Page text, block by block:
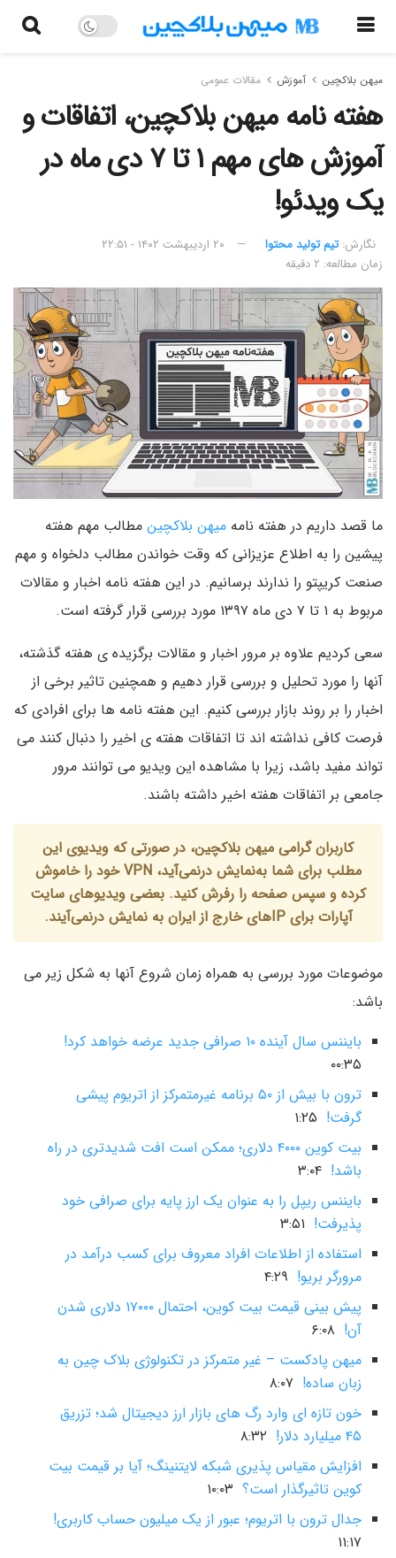
میهن بلاکچین آموزش مقالات عمومی
هفته نامه میهن بلاکچین، اتفاقات و
آموزش های مهم ۱ تا ۷ دی ماه در
یک ویدئو!
نگارش:‌ تیم تولید محتوا
۲۰ اردیبهشت ۱۴۰۲ - ۲۲:۵۱
زمان مطالعه: ۲ دقیقه
ما قصد داریم در هفته نامه میهن بلاکچین مطالب مهم هفته
پیشین را به اطلاع عزیزانی که وقت خواندن مطالب دلخواه و مهم
صنعت کریپتو را ندارند برسانیم. در این هفته نامه اخبار و مقالات
مربوط به ۱ تا ۷ دی ماه ۱۳۹۷ مورد بررسی قرار گرفته است.
سعی کردیم علاوه بر مرور اخبار و مقالات برگزیده ی هفته گذشته،
آنها را مورد تحلیل و بررسی قرار دهیم و همچنین تاثیر برخی از
اخبار را بر روند بازار بررسی کنیم. این هفته نامه ها برای افرادی که
فرصت کافی نداشته اند تا اتفاقات هفته ی اخیر را دنبال کنند می
تواند مفید باشد، زیرا با مشاهده این ویدیو می توانند مرور
جامعی بر اتفاقات هفته اخیر داشته باشند.
کاربران گرامی میهن بلاکچین، در صورتی که ویدیوی این
مطلب برای شما به‌نمایش درنمی‌آید، VPN خود را خاموش
کرده و سپس صفحه را رفرش کنید. بعضی ویدیوهای سایت
آپارات برای IPهای خارج از ایران به نمایش درنمی‌آیند.
موضوعات مورد بررسی به همراه زمان شروع آنها به شکل زیر می
باشد:
بایننس سال آینده ۱۰ صرافی جدید عرضه خواهد کرد!
۰۰:۳۵
ترون با بیش از ۵۰ برنامه غیرمتمرکز از اتریوم پیشی
گرفت!
بیت کوین ۴۰۰۰ دلاری؛ ممکن است افت شدیدتری در راه
باشد!
بایننس ریپل را به عنوان یک ارز پایه برای صرافی خود
پذیرفت!
استفاده از اطلاعات افراد معروف برای کسب درآمد در
مرورگر بریو!
پیش بینی قیمت بیت کوین، احتمال ۱۷۰۰۰ دلاری شدن
آن!
میهن پادکست – غیر متمرکز در تکنولوژی بلاک چین به
زبان ساده!
خون تازه ای وارد رگ های بازار ارز دیجیتال شد؛ تزریق
۴۵ میلیارد دلار!
افزایش مقیاس پذیری شبکه لایتنینگ؛ آیا بر قیمت بیت
کوین تاثیرگذار است؟
جدال ترون با اتریوم؛ عبور از یک میلیون حساب کاربری!
۱۱:۱۷